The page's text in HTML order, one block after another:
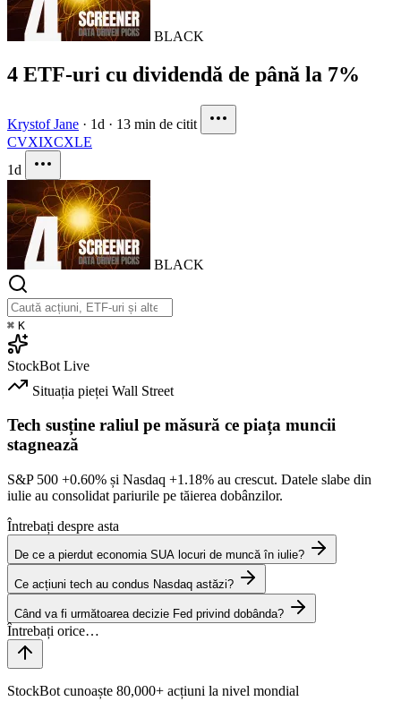
BLACK
4 ETF-uri cu dividendă de până la 7%
Krystof Jane · 1d · 13 min de citit
CVXIXCXLE
1d
BLACK
⌘ K
StockBot Live
Situația pieței Wall Street
Tech susține raliul pe măsură ce piața muncii
stagnează
S&P 500 +0.60% și Nasdaq +1.18% au crescut. Datele slabe din
iulie au consolidat pariurile pe tăierea dobânzilor.
Întrebați despre asta
De ce a pierdut economia SUA locuri de muncă în iulie?
Ce acțiuni tech au condus Nasdaq astăzi?
Când va fi următoarea decizie Fed privind dobânda?
StockBot cunoaște 80,000+ acțiuni la nivel mondial